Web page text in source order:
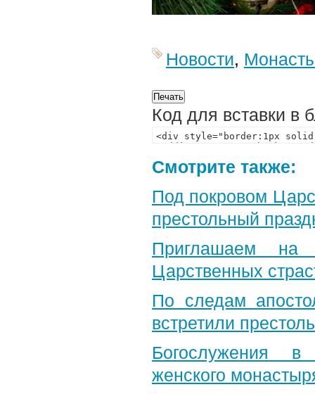
Новости,
Код для вставки в
Смотрите также:
Под покровом
престольный
Приглашаем на
Царственных
По следам
встретили
Богослужения в
женского